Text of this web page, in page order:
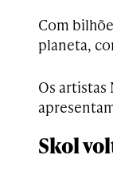
Com
planeta,
Os artistas
Skol